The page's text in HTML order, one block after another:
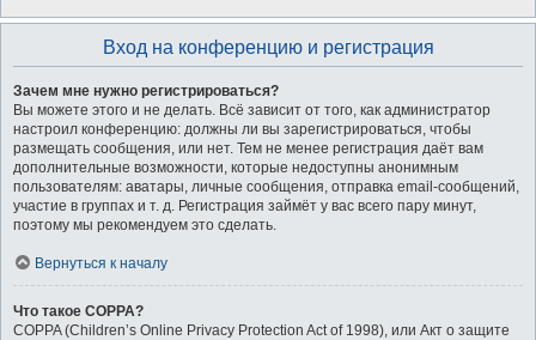
Вход на конференцию и регистрация
Зачем мне нужно регистрироваться?
Вы можете этого и не делать. Всё зависит от того, как администратор
настроил конференцию: должны ли вы зарегистрироваться, чтобы
размещать сообщения, или нет. Тем не менее регистрация даёт вам
дополнительные возможности, которые недоступны анонимным
пользователям: аватары, личные сообщения, отправка email-сообщений,
участие в группах и т. д. Регистрация займёт у вас всего пару минут,
поэтому мы рекомендуем это сделать.
Вернуться к началу
Что такое COPPA?
COPPA (Children’s Online Privacy Protection Act of 1998), или Акт о защите